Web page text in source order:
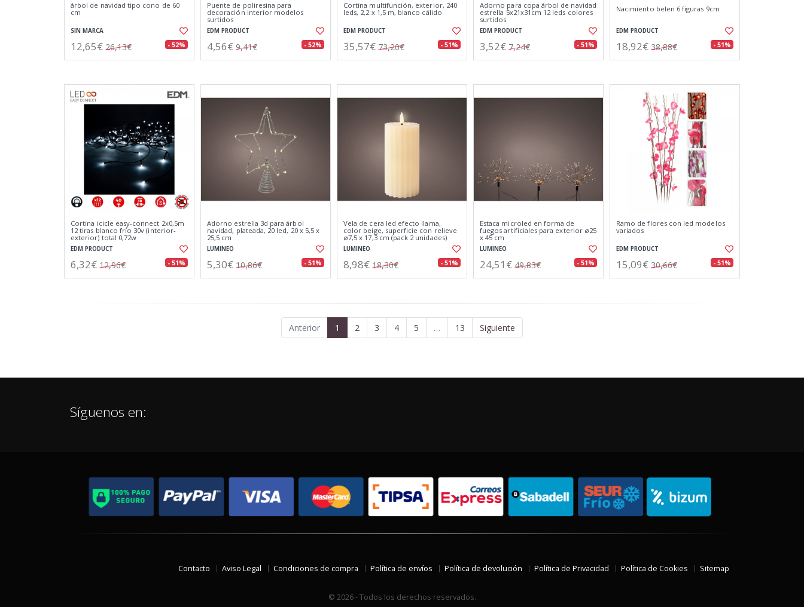
árbol de navidad tipo cono de 60
cm
SIN MARCA
12,65€ 26,13€ - 52%
Puente de poliresina para
decoración interior modelos
surtidos
EDM PRODUCT
4,56€ 9,41€ - 52%
Cortina multifunción, exterior, 240
leds, 2,2 x 1,5 m, blanco cálido
EDM PRODUCT
35,57€ 73,20€ - 51%
Adorno para copa árbol de navidad
estrella 5x21x31cm 12 leds colores
surtidos
EDM PRODUCT
3,52€ 7,24€ - 51%
Nacimiento belen 6 figuras 9cm
EDM PRODUCT
18,92€ 38,88€ - 51%
Cortina icicle easy-connect 2x0,5m
12 tiras blanco frío 30v (interior-
exterior) total 0,72w
EDM PRODUCT
6,32€ 12,96€ - 51%
Adorno estrella 3d para árbol
navidad, plateada, 20 led, 20 x 5,5 x
25,5 cm
LUMINEO
5,30€ 10,86€ - 51%
Vela de cera led efecto llama,
color beige, superficie con relieve
ø7,5 x 17,3 cm (pack 2 unidades)
LUMINEO
8,98€ 18,30€ - 51%
Estaca microled en forma de
fuegos artificiales para exterior ø25
x 45 cm
LUMINEO
24,51€ 49,83€ - 51%
Ramo de flores con led modelos
variados
EDM PRODUCT
15,09€ 30,66€ - 51%
Anterior 1 2 3 4 5 … 13 Siguiente
Síguenos en:
Contacto Aviso Legal Condiciones de compra Política de envíos Política de devolución Política de Privacidad Política de Cookies Sitemap
© 2026 - Todos los derechos reservados.